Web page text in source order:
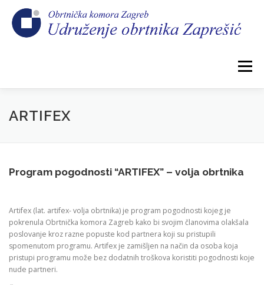
sadržaj
Izbornik
POČETNA
ARTIFEX
Program pogodnosti “ARTIFEX” – volja obrtnika
Artifex (lat. artifex- volja obrtnika) je program pogodnosti kojeg je
pokrenula Obrtnička komora Zagreb kako bi svojim članovima olakšala
poslovanje kroz razne popuste kod partnera koji su pristupili
spomenutom programu. Artifex je zamišljen na način da osoba koja
pristupi programu može bez dodatnih troškova koristiti pogodnosti koje
nude partneri.